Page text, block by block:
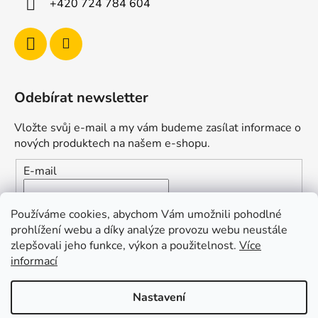
Používáme cookies, abychom Vám umožnili pohodlné
prohlížení webu a díky analýze provozu webu neustále
zlepšovali jeho funkce, výkon a použitelnost. Více
informací
Nastavení
+420 724 784 604
Odebírat newsletter
Vložte svůj e-mail a my vám budeme zasílat informace o
nových produktech na našem e-shopu.
E-mail
Vložením e-mailu souhlasíte s
podmínkami ochrany
osobních údajů
PŘIHLÁSIT SE